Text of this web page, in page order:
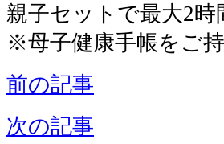
親子セットで最大2
※母子健康手帳をご
前の記事
次の記事